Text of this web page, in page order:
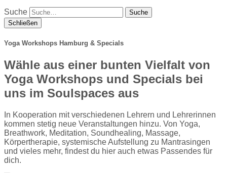
Suche
Schließen
Yoga Workshops Hamburg & Specials
Wähle aus einer bunten Vielfalt von
Yoga Workshops und Specials bei
uns im Soulspaces aus
In Kooperation mit verschiedenen Lehrern und Lehrerinnen
kommen stetig neue Veranstaltungen hinzu. Von Yoga,
Breathwork, Meditation, Soundhealing, Massage,
Körpertherapie, systemische Aufstellung zu Mantrasingen
und vieles mehr, findest du hier auch etwas Passendes für
dich.